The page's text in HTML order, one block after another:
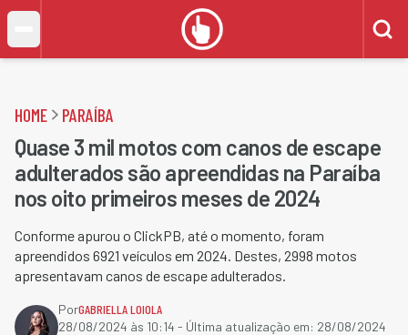
HOME PARAÍBA
Quase 3 mil motos com canos de escape
adulterados são apreendidas na Paraíba
nos oito primeiros meses de 2024
Conforme apurou o ClickPB, até o momento, foram
apreendidos 6921 veículos em 2024. Destes, 2998 motos
apresentavam canos de escape adulterados.
PorGABRIELLA LOIOLA
28/08/2024 às 10:14 - Última atualização em: 28/08/2024